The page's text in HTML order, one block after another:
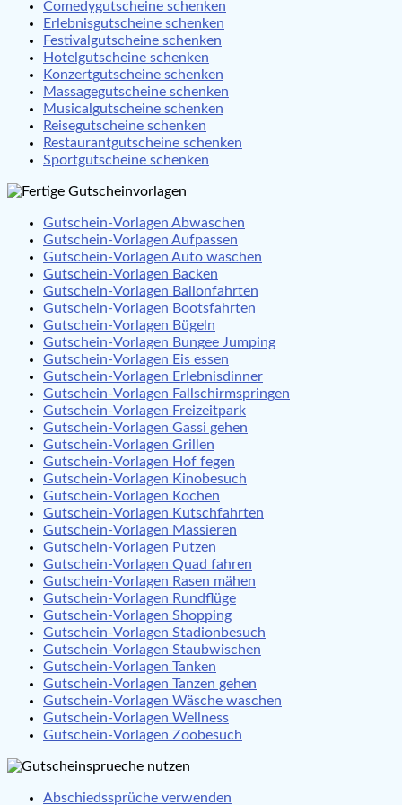
Comedygutscheine schenken
Erlebnisgutscheine schenken
Festivalgutscheine schenken
Hotelgutscheine schenken
Konzertgutscheine schenken
Massagegutscheine schenken
Musicalgutscheine schenken
Reisegutscheine schenken
Restaurantgutscheine schenken
Sportgutscheine schenken
Gutschein-Vorlagen Abwaschen
Gutschein-Vorlagen Aufpassen
Gutschein-Vorlagen Auto waschen
Gutschein-Vorlagen Backen
Gutschein-Vorlagen Ballonfahrten
Gutschein-Vorlagen Bootsfahrten
Gutschein-Vorlagen Bügeln
Gutschein-Vorlagen Bungee Jumping
Gutschein-Vorlagen Eis essen
Gutschein-Vorlagen Erlebnisdinner
Gutschein-Vorlagen Fallschirmspringen
Gutschein-Vorlagen Freizeitpark
Gutschein-Vorlagen Gassi gehen
Gutschein-Vorlagen Grillen
Gutschein-Vorlagen Hof fegen
Gutschein-Vorlagen Kinobesuch
Gutschein-Vorlagen Kochen
Gutschein-Vorlagen Kutschfahrten
Gutschein-Vorlagen Massieren
Gutschein-Vorlagen Putzen
Gutschein-Vorlagen Quad fahren
Gutschein-Vorlagen Rasen mähen
Gutschein-Vorlagen Rundflüge
Gutschein-Vorlagen Shopping
Gutschein-Vorlagen Stadionbesuch
Gutschein-Vorlagen Staubwischen
Gutschein-Vorlagen Tanken
Gutschein-Vorlagen Tanzen gehen
Gutschein-Vorlagen Wäsche waschen
Gutschein-Vorlagen Wellness
Gutschein-Vorlagen Zoobesuch
Abschiedssprüche verwenden